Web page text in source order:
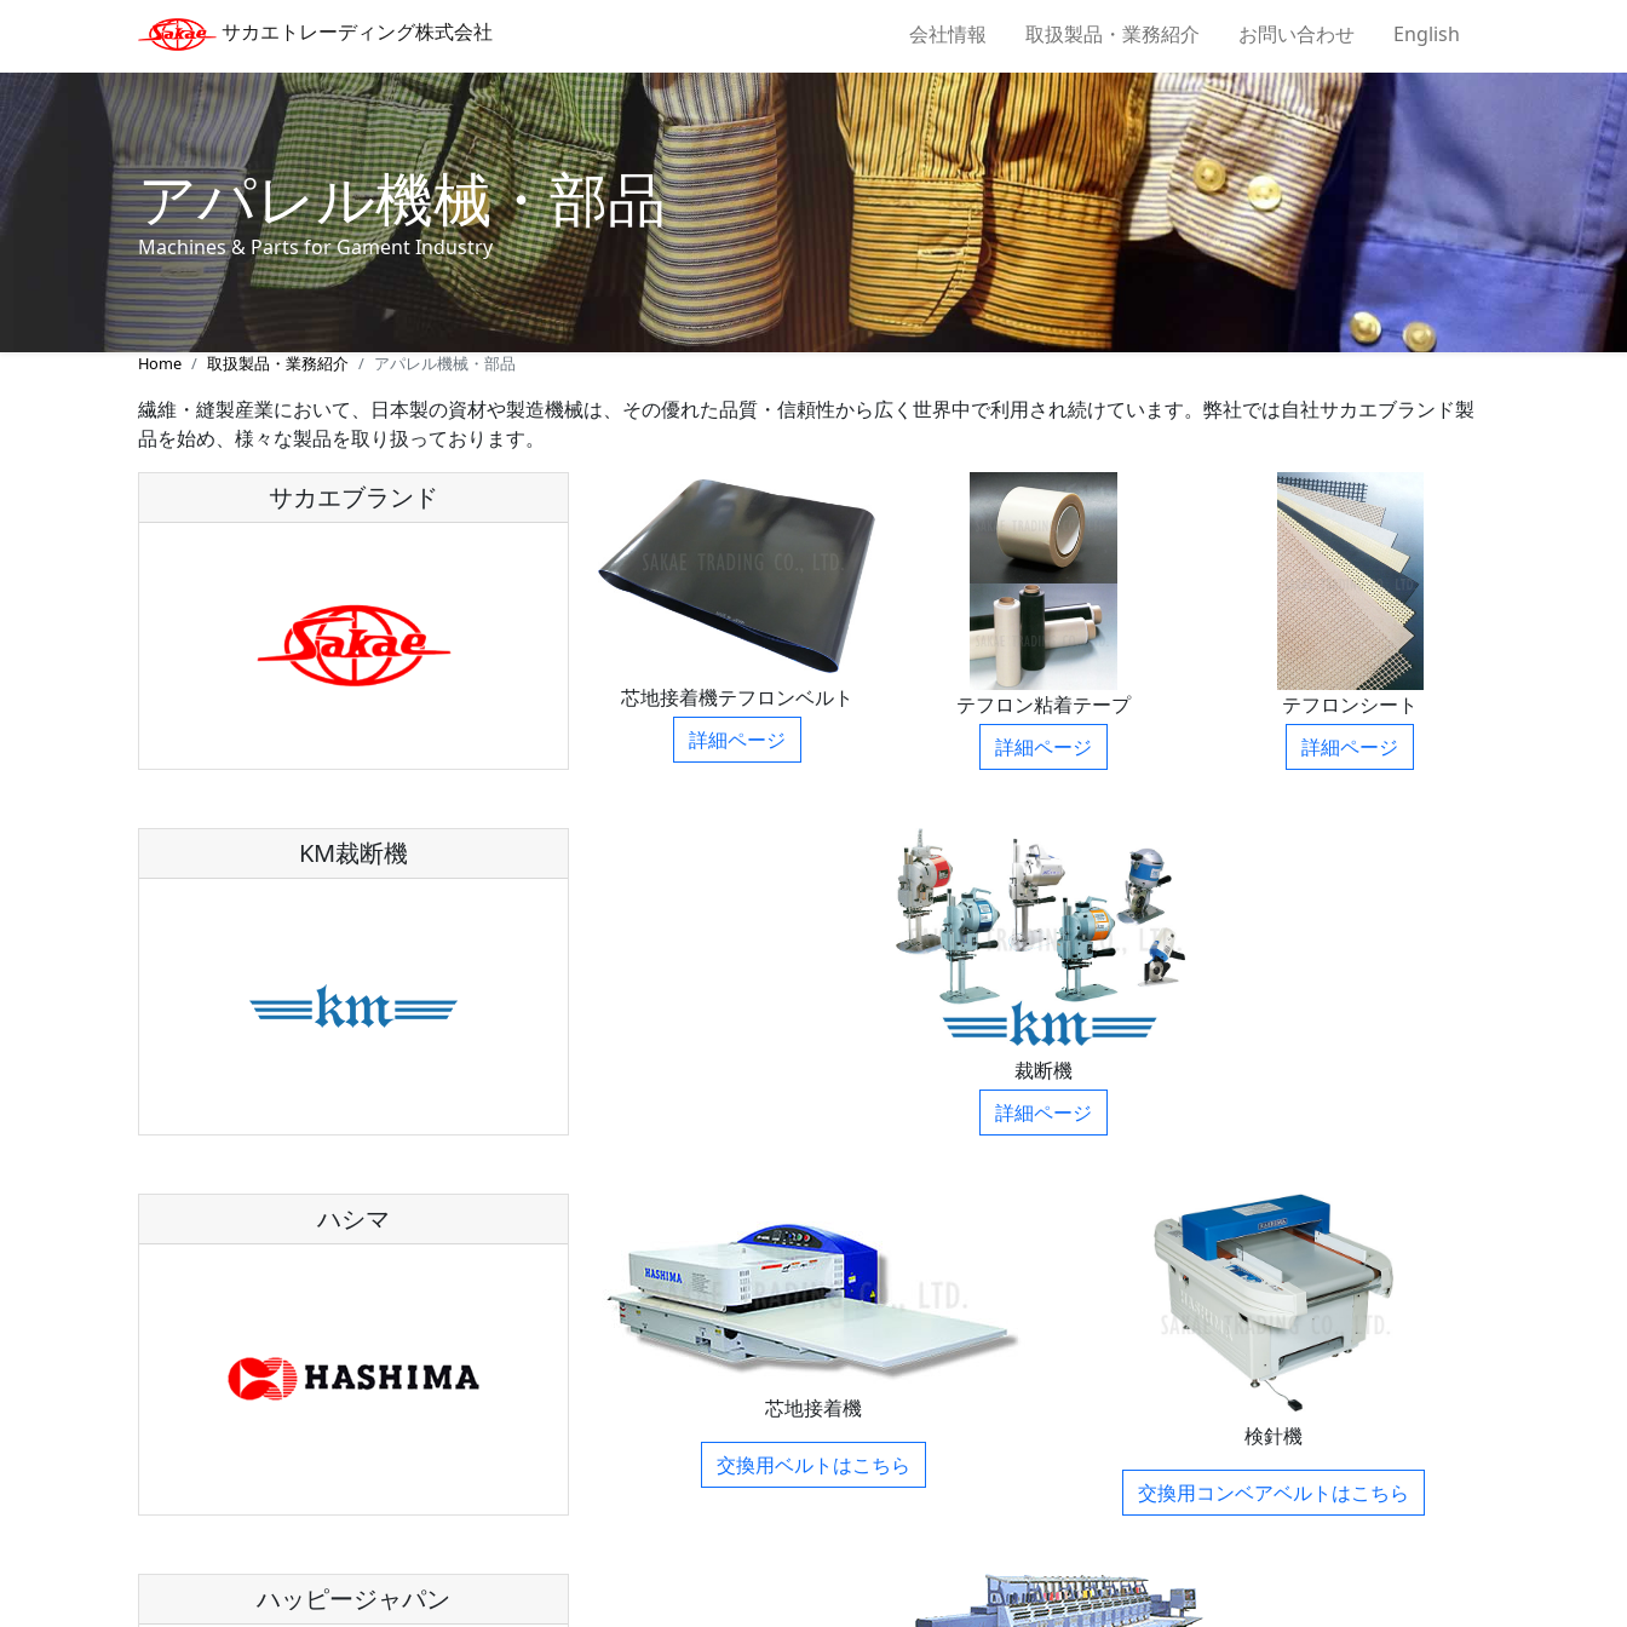
サカエトレーディング株式会社 会社情報 取扱製品・業務紹介 お問い合わせ English
アパレル機械・部品
Machines & Parts for Gament Industry
Home 取扱製品・業務紹介 アパレル機械・部品
繊維・縫製産業において、日本製の資材や製造機械は、その優れた品質・信頼性から広く世界中で利用され続けています。弊社では自社サカエブランド製
品を始め、様々な製品を取り扱っております。
サカエブランド
芯地接着機テフロンベルト
詳細ページ
テフロン粘着テープ
詳細ページ
テフロンシート
詳細ページ
KM裁断機
裁断機
詳細ページ
ハシマ
芯地接着機
交換用ベルトはこちら
検針機
交換用コンベアベルトはこちら
ハッピージャパン